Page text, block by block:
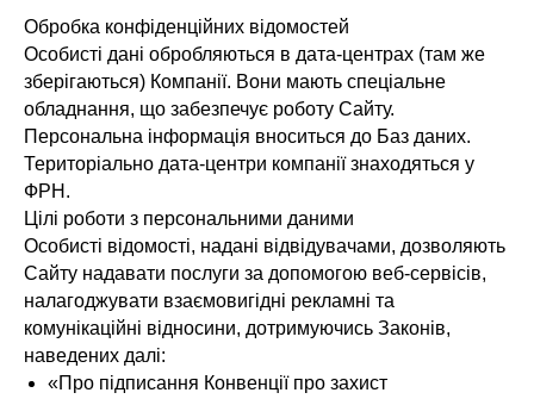
Обробка конфіденційних відомостей
Особисті дані обробляються в дата-центрах (там же
зберігаються) Компанії. Вони мають спеціальне
обладнання, що забезпечує роботу Сайту.
Персональна інформація вноситься до Баз даних.
Територіально дата-центри компанії знаходяться у
ФРН.
Цілі роботи з персональними даними
Особисті відомості, надані відвідувачами, дозволяють
Сайту надавати послуги за допомогою веб-сервісів,
налагоджувати взаємовигідні рекламні та
комунікаційні відносини, дотримуючись Законів,
наведених далі:
«Про підписання Конвенції про захист